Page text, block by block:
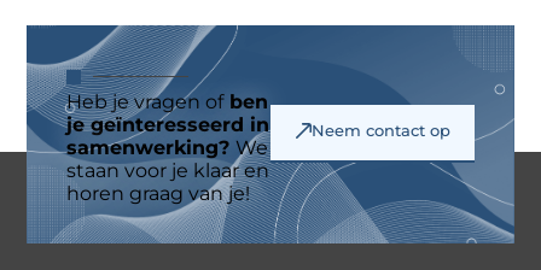
Heb je vragen ofben
je geïnteresseerd in
samenwerking? We
staan voor je klaar en
horen graag van je!
Neem contact op